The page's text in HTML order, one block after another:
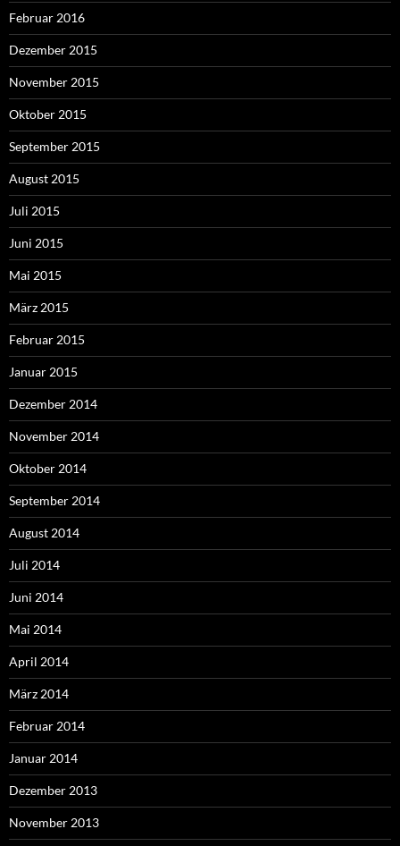
Februar 2016
Dezember 2015
November 2015
Oktober 2015
September 2015
August 2015
Juli 2015
Juni 2015
Mai 2015
März 2015
Februar 2015
Januar 2015
Dezember 2014
November 2014
Oktober 2014
September 2014
August 2014
Juli 2014
Juni 2014
Mai 2014
April 2014
März 2014
Februar 2014
Januar 2014
Dezember 2013
November 2013